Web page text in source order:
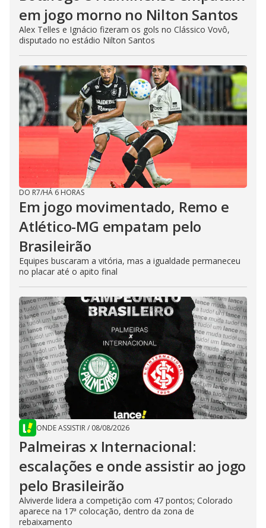
em jogo morno no Nilton Santos
Alex Telles e Ignácio fizeram os gols no Clássico Vovô,
disputado no estádio Nilton Santos
DO R7/HÁ 6 HORAS
Em jogo movimentado, Remo e
Atlético-MG empatam pelo
Brasileirão
Equipes buscaram a vitória, mas a igualdade permaneceu
no placar até o apito final
ONDE ASSISTIR/ 08/08/2026
Palmeiras x Internacional:
escalações e onde assistir ao jogo
pelo Brasileirão
Alviverde lidera a competição com 47 pontos; Colorado
aparece na 17ª colocação, dentro da zona de
rebaixamento